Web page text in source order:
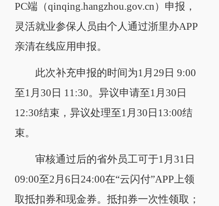
PC端（qinqing.hangzhou.gov.cn）申报，
灵活就业参保人员由个人通过浙里办APP
亲清在线应用申报。
此次补充申报的时间为1月29日 9:00
至1月30日 11:30。异议申请至1月30日
12:30结束，异议处理至1月30日13:00结
束。
审核通过后的省外员工可于1月31日
09:00至2月6日24:00在“云闪付”APP上领
取抵扣券和现金券。抵扣券一次性领取；